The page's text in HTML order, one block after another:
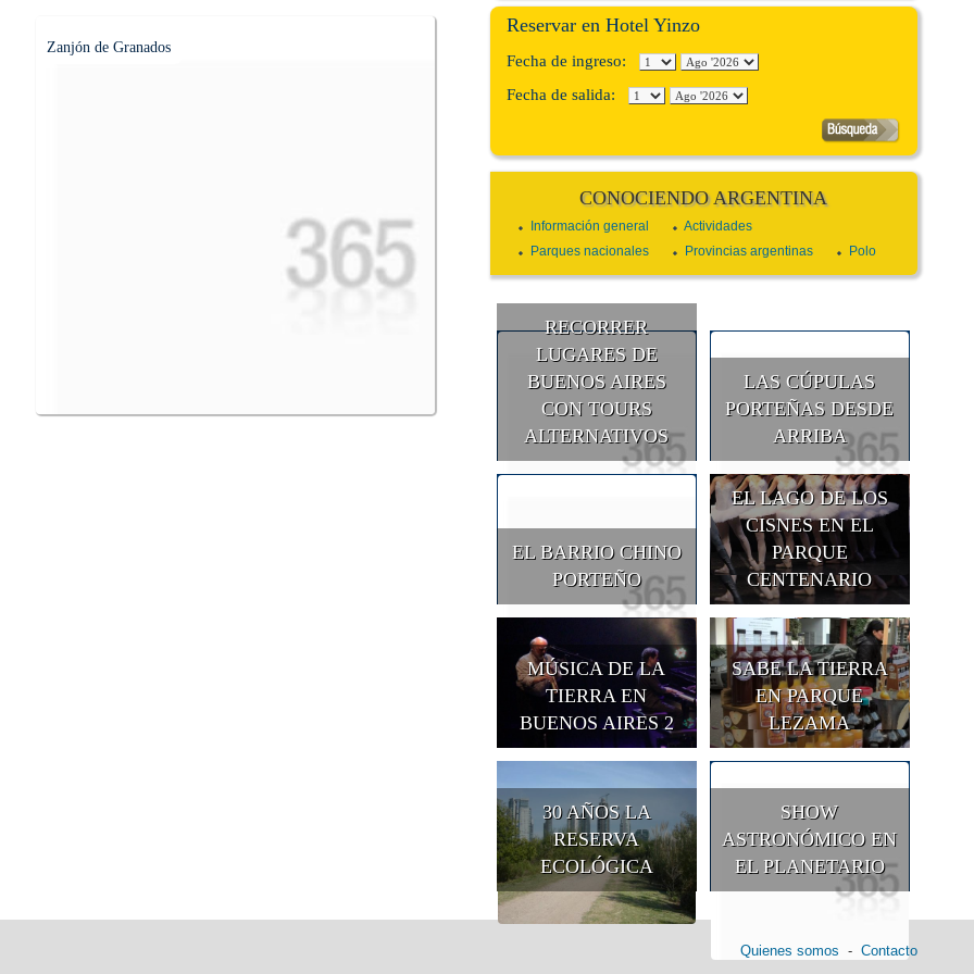
Zanjón de Granados
Reservar en Hotel Yinzo
Fecha de ingreso:
Fecha de salida:
CONOCIENDO ARGENTINA
Información general
Actividades
Parques nacionales
Provincias argentinas Polo
RECORRER
LUGARES DE
BUENOS AIRES
CON TOURS
ALTERNATIVOS
LAS CÚPULAS
PORTEÑAS DESDE
ARRIBA
EL BARRIO CHINO
PORTEÑO
EL LAGO DE LOS
CISNES EN EL
PARQUE
CENTENARIO
MÚSICA DE LA
TIERRA EN
BUENOS AIRES 2
SABE LA TIERRA
EN PARQUE
LEZAMA
30 AÑOS LA
RESERVA
ECOLÓGICA
SHOW
ASTRONÓMICO EN
EL PLANETARIO
Quienes somos - Contacto